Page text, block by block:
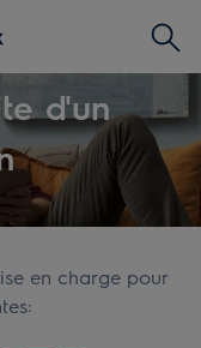
d'un
en charge pour